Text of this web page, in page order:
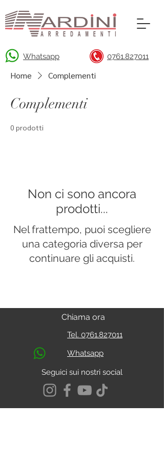
Whatsapp 0761.827011
Home Complementi
Complementi
0 prodotti
Non ci sono ancora
prodotti...
Nel frattempo, puoi scegliere
una categoria diversa per
continuare gli acquisti.
Chiama ora
Tel. 0761.827011
Whatsapp
Seguici sui nostri social